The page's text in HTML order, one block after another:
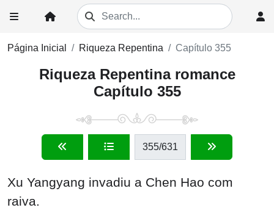
Página Inicial Riqueza Repentina Capítulo 355
Riqueza Repentina romance
Capítulo 355
355/631
Xu Yangyang invadiu a Chen Hao com
raiva.